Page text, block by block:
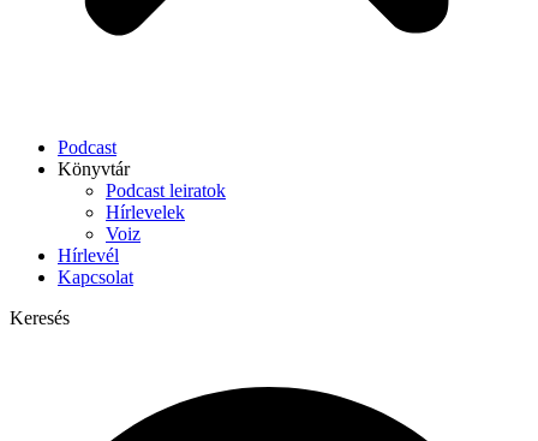
Podcast
Könyvtár
Podcast leiratok
Hírlevelek
Voiz
Hírlevél
Kapcsolat
Keresés